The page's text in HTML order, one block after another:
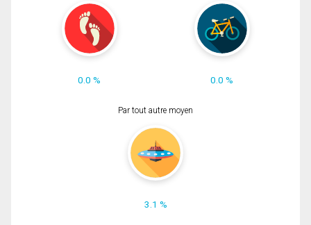
0.0 % 0.0 %
Par tout autre moyen
3.1 %